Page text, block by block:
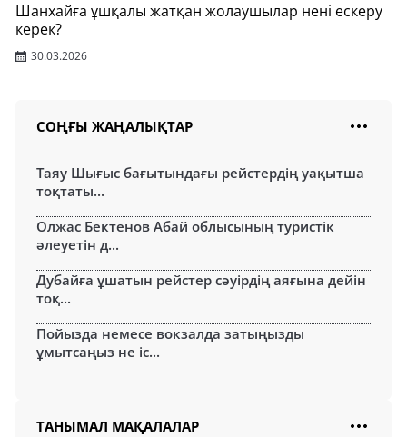
Шанхайға ұшқалы жатқан жолаушылар нені ескеру
керек?
30.03.2026
СОҢҒЫ ЖАҢАЛЫҚТАР
Таяу Шығыс бағытындағы рейстердің уақытша
тоқтаты...
Олжас Бектенов Абай облысының туристік
әлеуетін д...
Дубайға ұшатын рейстер сәуірдің аяғына дейін
тоқ...
Пойызда немесе вокзалда затыңызды
ұмытсаңыз не іс...
ТАНЫМАЛ МАҚАЛАЛАР